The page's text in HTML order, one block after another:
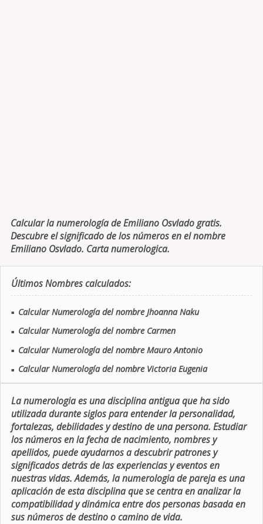
Calcular la numerología de Emiliano Osvlado gratis.
Descubre el significado de los números en el nombre
Emiliano Osvlado. Carta numerologica.
Últimos Nombres calculados:
■ Calcular Numerología del nombre Jhoanna Naku
■ Calcular Numerología del nombre Carmen
■ Calcular Numerología del nombre Mauro Antonio
■ Calcular Numerología del nombre Victoria Eugenia
La numerologia es una disciplina antigua que ha sido
utilizada durante siglos para entender la personalidad,
fortalezas, debilidades y destino de una persona. Estudiar
los números en la fecha de nacimiento, nombres y
apellidos, puede ayudarnos a descubrir patrones y
significados detrás de las experiencias y eventos en
nuestras vidas. Además, la numerologia de pareja es una
aplicación de esta disciplina que se centra en analizar la
compatibilidad y dinámica entre dos personas basada en
sus números de destino o camino de vida.